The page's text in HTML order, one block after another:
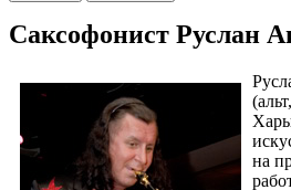
Саксофонист Руслан
на